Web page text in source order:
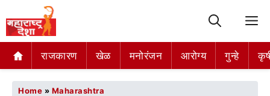
राजकारण खेळ मनोरंजन आरोग्य गुन्हे
Home » Maharashtra